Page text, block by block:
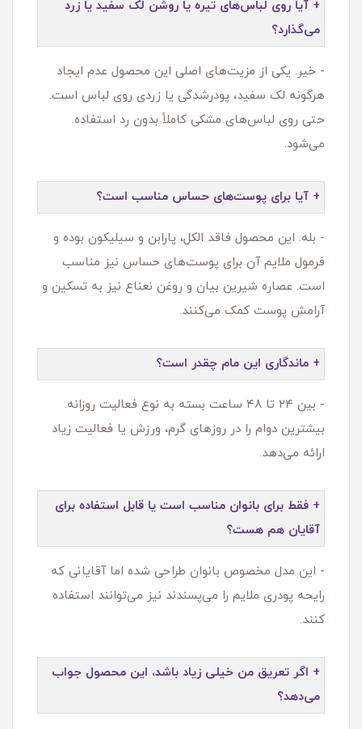
+ آیا روی لباس‌های تیره یا روشن لک سفید یا زرد
می‌گذارد؟
- خیر. یکی از مزیت‌های اصلی این محصول عدم ایجاد
هرگونه لک سفید، پودرشدگی یا زردی روی لباس است.
حتی روی لباس‌های مشکی کاملاً بدون رد استفاده
می‌شود.
+ آیا برای پوست‌های حساس مناسب است؟
- بله. این محصول فاقد الکل، پارابن و سیلیکون بوده و
فرمول ملایم آن برای پوست‌های حساس نیز مناسب
است. عصاره شیرین‌ بیان و روغن نعناع نیز به تسکین و
آرامش پوست کمک می‌کنند.
+ ماندگاری این مام چقدر است؟
- بین ۲۴ تا ۴۸ ساعت بسته به نوع فعالیت روزانه.
بیشترین دوام را در روزهای گرم، ورزش یا فعالیت زیاد
ارائه می‌دهد.
+ فقط برای بانوان مناسب است یا قابل استفاده برای
آقایان هم هست؟
- این مدل مخصوص بانوان طراحی شده اما آقایانی که
رایحه پودری ملایم را می‌پسندند نیز می‌توانند استفاده
کنند.
+ اگر تعریق من خیلی زیاد باشد، این محصول جواب
می‌دهد؟